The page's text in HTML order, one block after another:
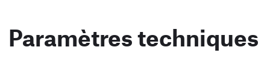
Paramètres techniques